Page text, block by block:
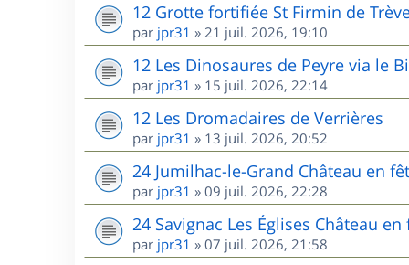
12 Grotte fortifiée St Firmin de
par jpr31 » 21 juil. 2026, 19:10
12 Les Dinosaures de Peyre via le
par jpr31 » 15 juil. 2026, 22:14
12 Les Dromadaires de Verrières
par jpr31 » 13 juil. 2026, 20:52
24 Jumilhac-le-Grand Château en
par jpr31 » 09 juil. 2026, 22:28
24 Savignac Les Églises Château en
par jpr31 » 07 juil. 2026, 21:58